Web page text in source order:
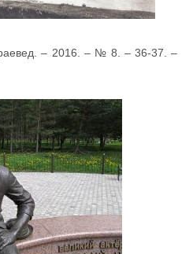
– 2016. – № 8. – 36-37. –